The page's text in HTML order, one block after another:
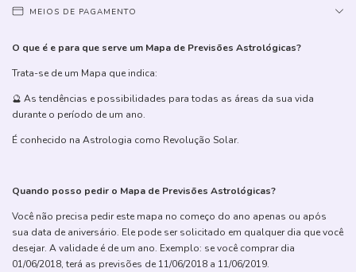
MEIOS DE PAGAMENTO
O que é e para que serve um Mapa de Previsões Astrológicas?
Trata-se de um Mapa que indica:
🔮 As tendências e possibilidades para todas as áreas da sua vida
durante o período de um ano.
É conhecido na Astrologia como Revolução Solar.
Quando posso pedir o Mapa de Previsões Astrológicas?
Você não precisa pedir este mapa no começo do ano apenas ou após
sua data de aniversário. Ele pode ser solicitado em qualquer dia que você
desejar. A validade é de um ano. Exemplo: se você comprar dia
01/06/2018, terá as previsões de 11/06/2018 a 11/06/2019.